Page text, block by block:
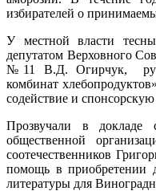
избирателей о
У местной власти
депутатом Верховного
№11 В.Д. Огирчук,
комбинат
содействие и
Прозвучали в докладе
общественной
соотечественников
помощь в приобретении
литературы для